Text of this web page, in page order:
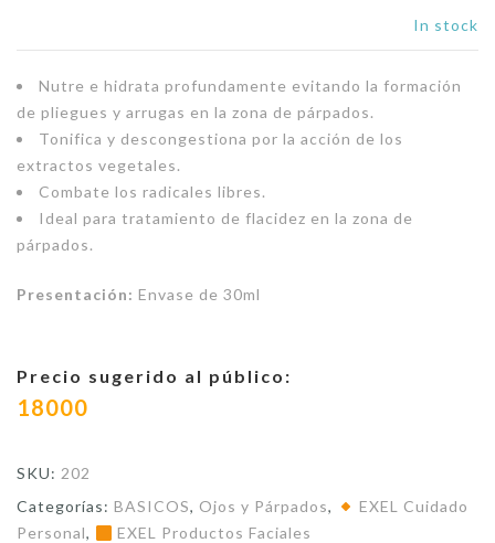
In stock
Nutre e hidrata profundamente evitando la formación
de pliegues y arrugas en la zona de párpados.
Tonifica y descongestiona por la acción de los
extractos vegetales.
Combate los radicales libres.
Ideal para tratamiento de flacidez en la zona de
párpados.
Presentación: Envase de 30ml
Precio sugerido al público:
18000
SKU: 202
Categorías: BASICOS, Ojos y Párpados,
EXEL Cuidado
Personal,
EXEL Productos Faciales